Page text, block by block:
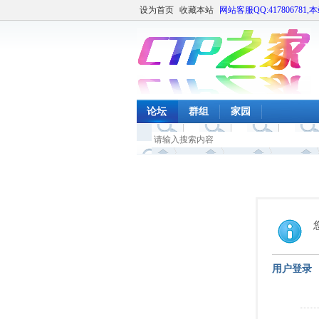
设为首页 收藏本站 网站客服QQ:417806781,
论坛 群组 家园
用户登录